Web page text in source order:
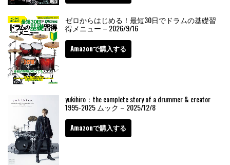
ゼロからはじめる！最短30日でドラムの基礎習
得メニュー – 2026/9/16
Amazonで購入する
yukihiro：the complete story of a drummer & creator
1995-2025 ムック – 2025/12/8
Amazonで購入する